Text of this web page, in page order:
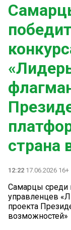
страна
12:22 17.06.2026 16+
Самарцы среди
управленцев
проекта
возможностей»